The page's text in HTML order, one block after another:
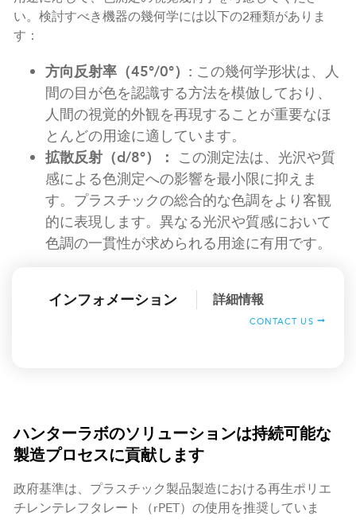
い。検討すべき機器の幾何学には以下の2種類がありま
す：
方向反射率（45°/0°）: この幾何学形状は、人
間の目が色を認識する方法を模倣しており、
人間の視覚的外観を再現することが重要なほ
とんどの用途に適しています。
拡散反射（d/8°）： この測定法は、光沢や質
感による色測定への影響を最小限に抑えま
す。プラスチックの総合的な色調をより客観
的に表現します。異なる光沢や質感において
色調の一貫性が求められる用途に有用です。
インフォメーション 詳細情報
CONTACT US
ハンターラボのソリューションは持続可能な
製造プロセスに貢献します
政府基準は、プラスチック製品製造における再生ポリエ
チレンテレフタレート（rPET）の使用を推奨していま